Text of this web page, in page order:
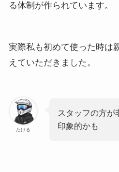
る体制が作られています。
実際私も初めて使った時は
えていただきました。
たける
スタッフの方が
印象的かも